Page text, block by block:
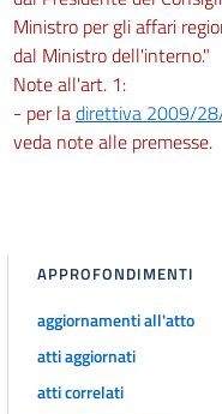
Ministro per gli affari
dal Ministro dell'interno."
Note all'art. 1:
- per ladirettiva 2009/
veda note alle premesse.
APPROFONDIMENTI
aggiornamenti all'atto
atti aggiornati
atti correlati